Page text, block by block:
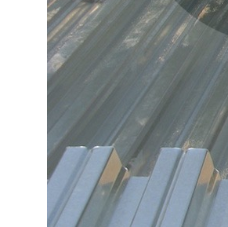
Подпишитесь на рассылку новостей от ESG
м. Белорусская
(2 минуты пешком) info@esg-moscow.ru
Пригласить в тендер
Отправив форму, вы соглашаетесь на обработку персональных
данных в соответствии с политикой конфиденциальности